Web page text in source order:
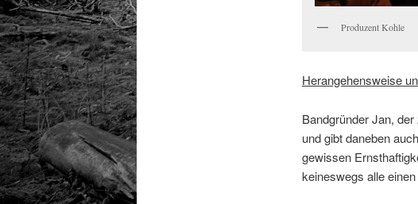
Produzent Kohle
Herangehensweise
Bandgründer Jan,
und gibt daneben
gewissen
keineswegs alle